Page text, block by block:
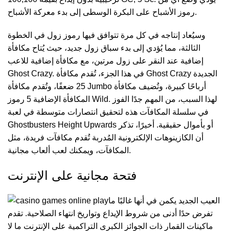
رموز الأشباح على البكرة الوسطى إلى بدء معركة الأشباح.
وسيُعاد إنتاجه في كل مرة تتوافق فيها رموز زول في الخطوة
الثالثة، مما يُؤدي إلى بدء سباق زول جديد، حيث يُتاح مكافأة
إضافية عند النقر على زول مرتين، مع مكافأة إضافية للاعب
Ghost Crazy. في هذا الجزء، تُقدم مكافأة Ghost Crazy الجديدة
25 ضعفًا، وتُقدم مكافأة Jumbo أرباحًا كبيرة، وتُضيف مكافأة
المكافأة الإضافية 5 رموز Wild. لهذا السبب، من المهم جدًا الفوز
في سلسلة المكافآت هذه لتحقيق انتصارات متوسطة في لعبة
Ghostbusters Height Upwards أو بأموال حقيقية. أخيرًا، تذكر
أن الكازينوهات الإلكترونية المُدربة تُقدم مكافآت فريدة، مثل
المكافآت، ويمكنك لعب ألعاب مجانية.
فتحة مجانية على الإنترنت
العيب الجديد يكمن في أنها غالبًا ما
تفرض حدًا أدنى من شروط الإيداع وتواريخ انتهاء الصلاحية. تقدم
ماكينات القمار ذات الجوائز الكبرى التراكمية على الإنترنت ما لا